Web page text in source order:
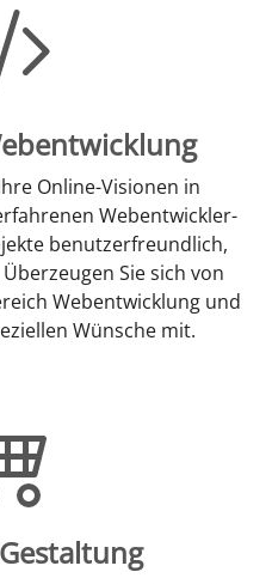
Online-Visionen in
Webentwickler-
benutzerfreundlich,
Sie sich von
Webentwicklung und
Wünsche mit.